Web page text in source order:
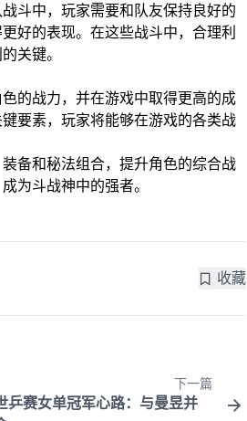
斗中，玩家需要和队友保持良好的
好的表现。在这些战斗中，合理利
关键。
的战力，并在游戏中取得更高的成
要素，玩家将能够在游戏的各类战
备和秘法组合，提升角色的综合战
为斗战神中的强者。
收藏
下一篇
乒赛女单冠军心路：与曼昱并